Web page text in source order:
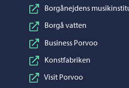
Borgånejdens
Borgå vatten
Business Porvoo
Konstfabriken
Visit Porvoo